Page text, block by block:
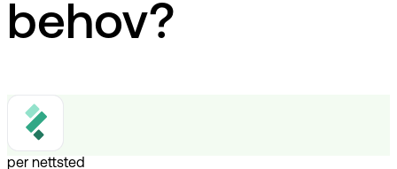
behov?
per nettsted